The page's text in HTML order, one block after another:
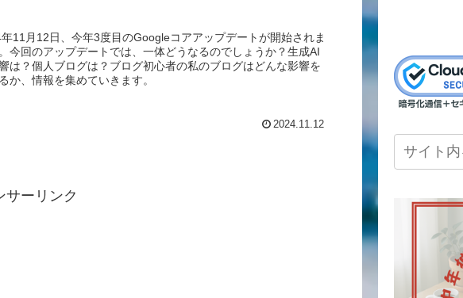
11月12日、今年3度目のGoogleコアアップデートが開始されま
今回のアップデートでは、一体どうなるのでしょうか？生成AI
は？個人ブログは？ブログ初心者の私のブログはどんな影響を
か、情報を集めていきます。
2024.11.12
サーリンク